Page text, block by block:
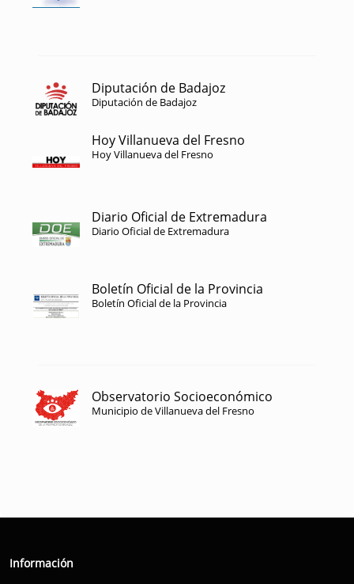
Diputación de Badajoz
Diputación de Badajoz
Hoy Villanueva del Fresno
Hoy Villanueva del Fresno
Diario Oficial de Extremadura
Diario Oficial de Extremadura
Boletín Oficial de la Provincia
Boletín Oficial de la Provincia
Observatorio Socioeconómico
Municipio de Villanueva del Fresno
Información